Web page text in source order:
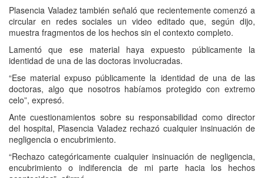
Plasencia Valadez también señaló que recientemente comenzó a
circular en redes sociales un video editado que, según dijo,
muestra fragmentos de los hechos sin el contexto completo.
Lamentó que ese material haya expuesto públicamente la
identidad de una de las doctoras involucradas.
“Ese material expuso públicamente la identidad de una de las
doctoras, algo que nosotros habíamos protegido con extremo
celo”, expresó.
Ante cuestionamientos sobre su responsabilidad como director
del hospital, Plasencia Valadez rechazó cualquier insinuación de
negligencia o encubrimiento.
“Rechazo categóricamente cualquier insinuación de negligencia,
encubrimiento o indiferencia de mi parte hacia los hechos